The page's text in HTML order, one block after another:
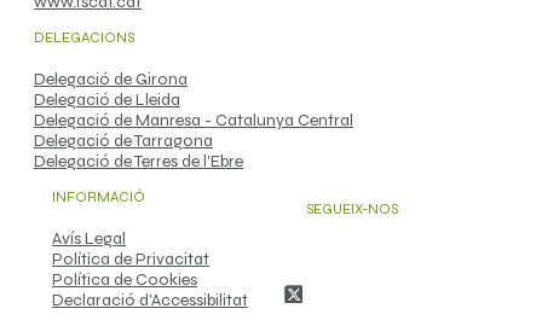
DELEGACIONS
Delegació de Girona
Delegació de Lleida
Delegació de Manresa - Catalunya Central
Delegació de Tarragona
Delegació de Terres de l'Ebre
INFORMACIÓ
Avís Legal
Política de Privacitat
Política de Cookies
Declaració d'Accessibilitat
SEGUEIX-NOS